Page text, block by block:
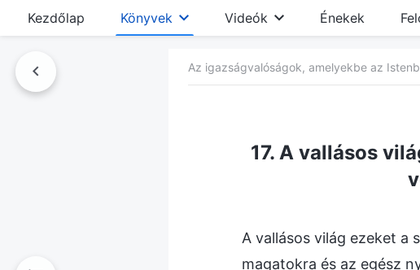
Kezdőlap Könyvek Videók Énekek
Az igazságvalóságok, amelyekbe az
17. A vallásos
A vallásos világ ezeket a
magatokra és az egész